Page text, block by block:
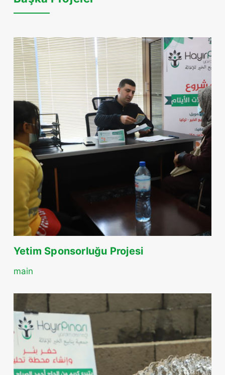
Yetim Sponsorluğu Projesi
main